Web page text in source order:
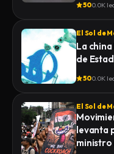
500.0K
El Sol de
La
de
500.0K
El Sol de
levanta
ministro